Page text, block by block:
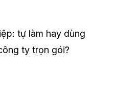
tự làm hay dùng
ty trọn gói?